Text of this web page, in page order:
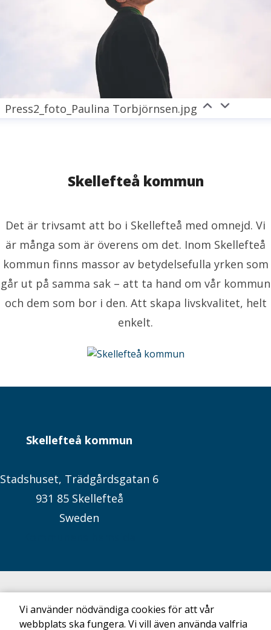
Vi använder nödvändiga cookies för att vår
webbplats ska fungera. Vi vill även använda valfria
Press2_foto_Paulina Torbjörnsen.jpg
Skellefteå kommun
Det är trivsamt att bo i Skellefteå med omnejd. Vi
är många som är överens om det. Inom Skellefteå
kommun finns massor av betydelsefulla yrken som
går ut på samma sak – att ta hand om vår kommun
och dem som bor i den. Att skapa livskvalitet, helt
enkelt.
Skellefteå kommun
Stadshuset, Trädgårdsgatan 6
931 85 Skellefteå
Sweden